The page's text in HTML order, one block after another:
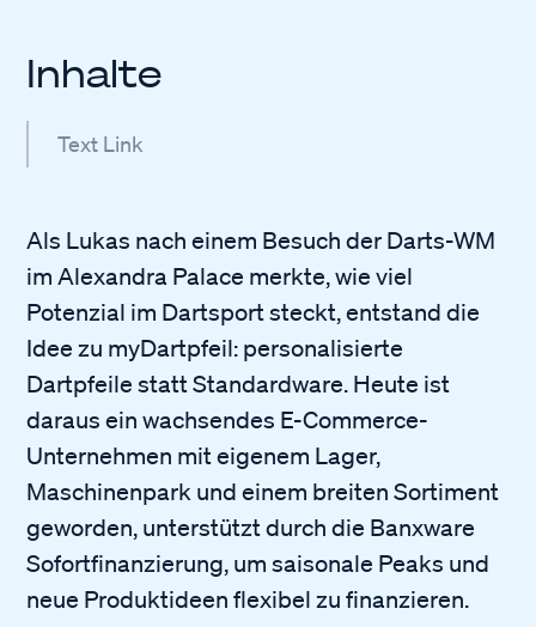
Als Lukas nach einem Besuch der Darts-WM
im Alexandra Palace merkte, wie viel
Potenzial im Dartsport steckt, entstand die
Idee zu myDartpfeil: personalisierte
Dartpfeile statt Standardware. Heute ist
daraus ein wachsendes E-Commerce-
Unternehmen mit eigenem Lager,
Maschinenpark und einem breiten Sortiment
geworden, unterstützt durch die Banxware
Sofortfinanzierung, um saisonale Peaks und
neue Produktideen flexibel zu finanzieren.
Inhalte
Text Link